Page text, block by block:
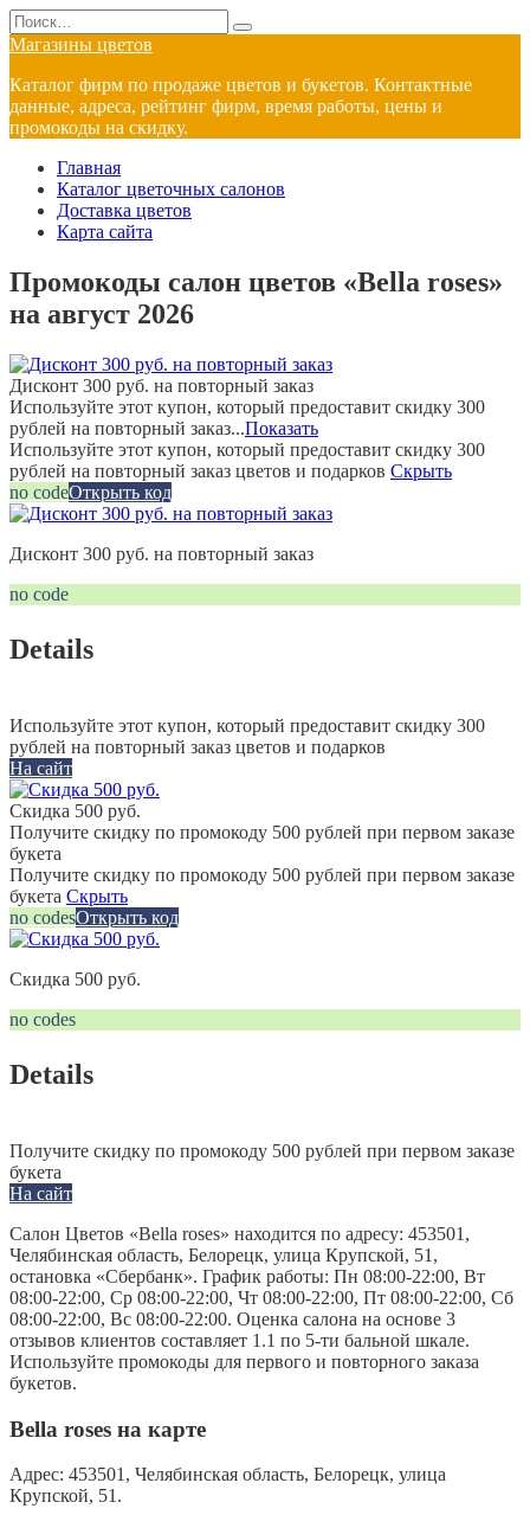
Перейти
к
содержанию
Search
for:
Магазины цветов
Каталог фирм по продаже цветов и букетов. Контактные
данные, адреса, рейтинг фирм, время работы, цены и
промокоды на скидку.
Главная
Каталог цветочных салонов
Доставка цветов
Карта сайта
Промокоды салон цветов «Bella roses»
на август 2026
Дисконт 300 руб. на повторный заказ
Используйте этот купон, который предоставит скидку 300
рублей на повторный заказ...Показать
Используйте этот купон, который предоставит скидку 300
рублей на повторный заказ цветов и подарков Скрыть
no codeОткрыть код
Дисконт 300 руб. на повторный заказ
no code
Details
Используйте этот купон, который предоставит скидку 300
рублей на повторный заказ цветов и подарков
На сайт
Скидка 500 руб.
Получите скидку по промокоду 500 рублей при первом заказе
букета
Получите скидку по промокоду 500 рублей при первом заказе
букета Скрыть
no codesОткрыть код
Скидка 500 руб.
no codes
Details
Получите скидку по промокоду 500 рублей при первом заказе
букета
На сайт
Салон Цветов «Bella roses» находится по адресу: 453501,
Челябинская область, Белорецк, улица Крупской, 51,
остановка «Сбербанк». График работы: Пн 08:00-22:00, Вт
08:00-22:00, Ср 08:00-22:00, Чт 08:00-22:00, Пт 08:00-22:00, Сб
08:00-22:00, Вс 08:00-22:00. Оценка салона на основе 3
отзывов клиентов составляет 1.1 по 5-ти бальной шкале.
Используйте промокоды для первого и повторного заказа
букетов.
Bella roses на карте
Адрес: 453501, Челябинская область, Белорецк, улица
Крупской, 51.